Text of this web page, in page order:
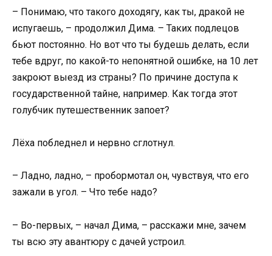
– Понимаю, что такого доходягу, как ты, дракой не
испугаешь, – продолжил Дима. – Таких подлецов
бьют постоянно. Но вот что ты будешь делать, если
тебе вдруг, по какой-то непонятной ошибке, на 10 лет
закроют выезд из страны? По причине доступа к
государственной тайне, например. Как тогда этот
голубчик путешественник запоет?
Лёха побледнел и нервно сглотнул.
– Ладно, ладно, – пробормотал он, чувствуя, что его
зажали в угол. – Что тебе надо?
– Во-первых, – начал Дима, – расскажи мне, зачем
ты всю эту авантюру с дачей устроил.